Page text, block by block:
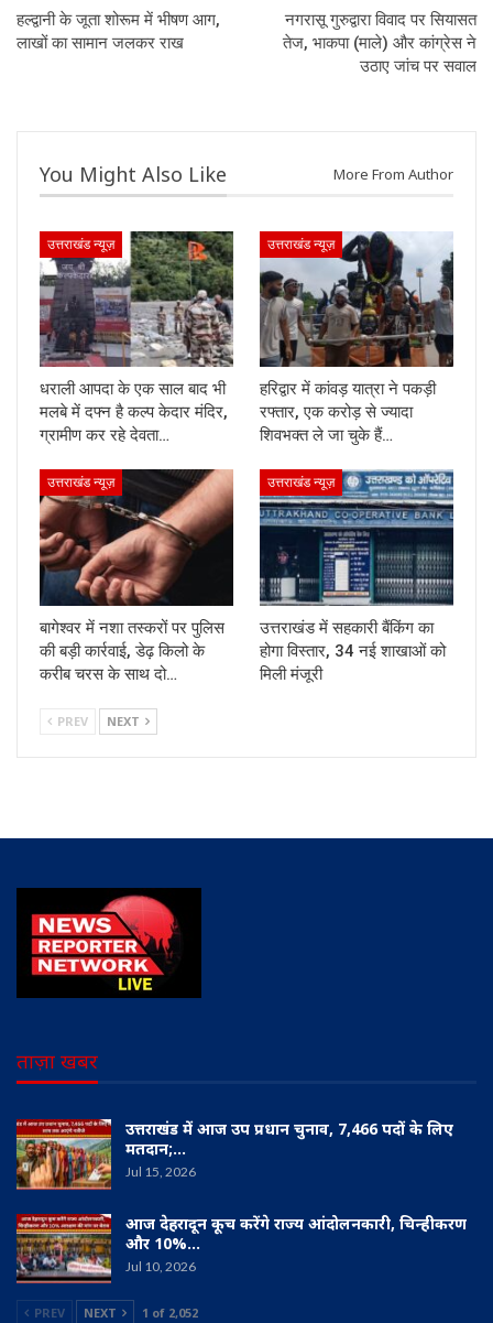
हल्द्वानी के जूता शोरूम में भीषण आग,
लाखों का सामान जलकर राख
नगरासू गुरुद्वारा विवाद पर सियासत
तेज, भाकपा (माले) और कांग्रेस ने
उठाए जांच पर सवाल
You Might Also Like More From Author
उत्तराखंड न्यूज़
धराली आपदा के एक साल बाद भी
मलबे में दफ्न है कल्प केदार मंदिर,
ग्रामीण कर रहे देवता…
उत्तराखंड न्यूज़
हरिद्वार में कांवड़ यात्रा ने पकड़ी
रफ्तार, एक करोड़ से ज्यादा
शिवभक्त ले जा चुके हैं…
उत्तराखंड न्यूज़
बागेश्वर में नशा तस्करों पर पुलिस
की बड़ी कार्रवाई, डेढ़ किलो के
करीब चरस के साथ दो…
उत्तराखंड न्यूज़
उत्तराखंड में सहकारी बैंकिंग का
होगा विस्तार, 34 नई शाखाओं को
मिली मंजूरी
PREV NEXT
ताज़ा खबर
उत्तराखंड में आज उप प्रधान चुनाव, 7,466 पदों के लिए
मतदान;…
Jul 15, 2026
आज देहरादून कूच करेंगे राज्य आंदोलनकारी, चिन्हीकरण
और 10%…
Jul 10, 2026
PREV NEXT 1 of 2,052